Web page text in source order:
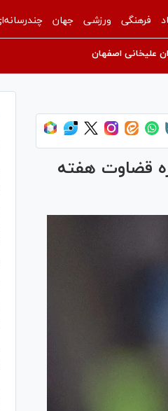
فرهنگی ورزشی جهان
علیخانی اصفهان
قضاوت هفته